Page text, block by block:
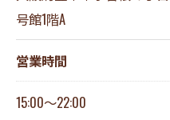
号館1階A
営業時間
15:00～22:00